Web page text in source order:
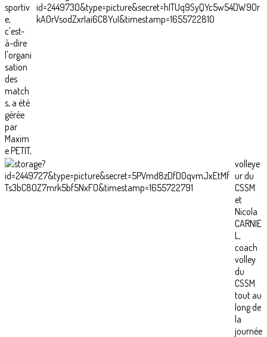
sportiv
e,
c'est-
à-dire
l'organi
sation
des
match
s, a été
gérée
par
Maxim
e PETIT,
volleye
ur du
CSSM
et
Nicola
CARNIE
L,
coach
volley
du
CSSM
tout au
long de
la
journée